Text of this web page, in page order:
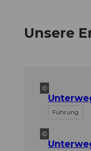
Unsere
©
Führung
©